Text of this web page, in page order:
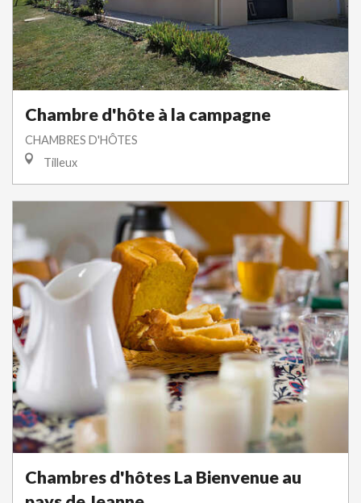
Chambre d'hôte à la campagne
CHAMBRES D'HÔTES
Tilleux
Chambres d'hôtes La Bienvenue au